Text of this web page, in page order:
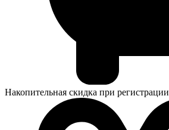
Накопительная скидка при регистрации